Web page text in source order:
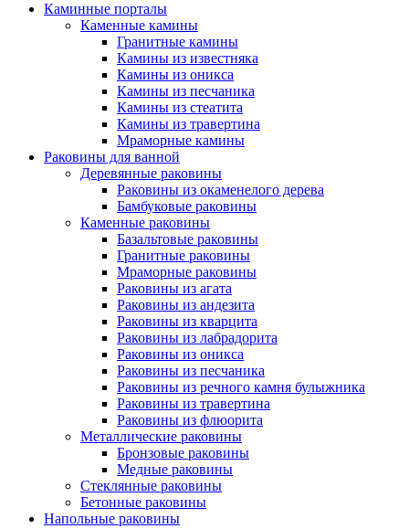
Каминные порталы
Каменные камины
Гранитные камины
Камины из известняка
Камины из оникса
Камины из песчаника
Камины из стеатита
Камины из травертина
Мраморные камины
Раковины для ванной
Деревянные раковины
Раковины из окаменелого дерева
Бамбуковые раковины
Каменные раковины
Базальтовые раковины
Гранитные раковины
Мраморные раковины
Раковины из агата
Раковины из андезита
Раковины из кварцита
Раковины из лабрадорита
Раковины из оникса
Раковины из песчаника
Раковины из речного камня булыжника
Раковины из травертина
Раковины из флюорита
Металлические раковины
Бронзовые раковины
Медные раковины
Стеклянные раковины
Бетонные раковины
Напольные раковины